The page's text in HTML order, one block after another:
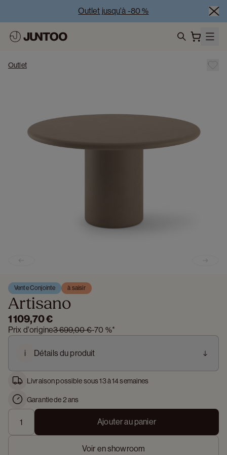
Outlet jusqu'à -80 %
Vente Conjointe -50% à l’achat de minimum 2 meubles
Outlet
Vente Conjointe à saisir
Artisano
1 109,70 €
Prix d'origine3 699,00 €-70 %*
i Détails du produit
Livraison possible sous 13 à 14 semaines
Garantie de 2 ans
Ajouter au panier
Voir en showroom